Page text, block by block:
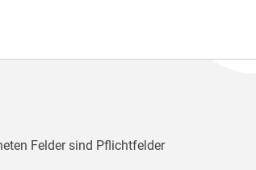
Felder sind Pflichtfelder